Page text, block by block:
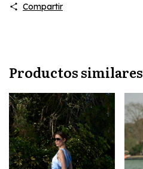
Compartir
Productos similares